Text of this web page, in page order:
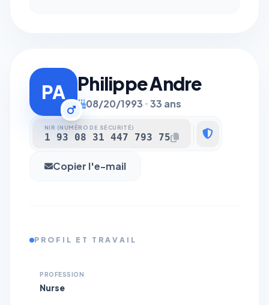
PA Philippe Andre
08/20/1993 33 ans
NIR (NUMÉRO DE SÉCURITÉ)
1 93 08 31 447 793 75
Copier l'e-mail
PROFIL ET TRAVAIL
PROFESSION
Nurse